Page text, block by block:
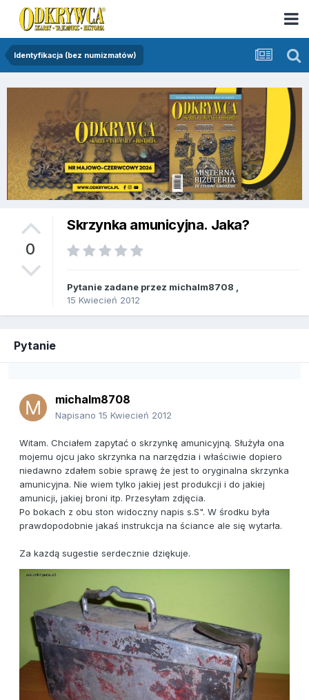
Identyfikacja (bez numizmatów)
0
Skrzynka amunicyjna. Jaka?
Pytanie zadane przez michalm8708
15 Kwiecień 2012
Pytanie
michalm8708
Napisano 15 Kwiecień 2012
Witam. Chciałem zapytać o skrzynkę amunicyjną. Służyła ona
mojemu ojcu jako skrzynka na narzędzia i właściwie dopiero
niedawno zdałem sobie sprawę że jest to oryginalna skrzynka
amunicyjna. Nie wiem tylko jakiej jest produkcji i do jakiej
amunicji, jakiej broni itp. Przesyłam zdjęcia.
Po bokach z obu ston widoczny napis s.S". W środku była
prawdopodobnie jakaś instrukcja na ściance ale się wytarła.
Za kazdą sugestie serdecznie dziękuje.